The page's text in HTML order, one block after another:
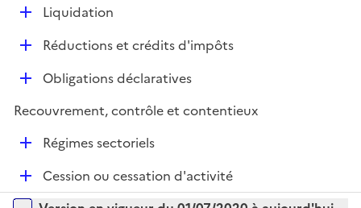
D
e
Liquidation
D
i
Réductions et crédits d'impôts
D
p
r
Obligations déclaratives
Recouvrement, contrôle et contentieux
DRégimes sectoriels
D
é
Cession ou cessation d'activité